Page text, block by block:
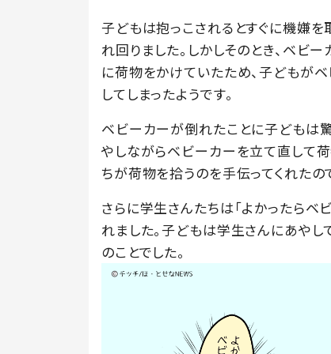
子どもは抱っこされるとすぐに機嫌
れ回りました。しかしそのとき、ベビ
に荷物をかけていたため、子どもが
してしまったようです。
ベビーカーが倒れたことに子どもは
やしながらベビーカーを立て直して荷
ちが荷物を拾うのを手伝ってくれたの
さらに学生さんたちは「よかったらベ
れました。子どもは学生さんにあやし
のことでした。